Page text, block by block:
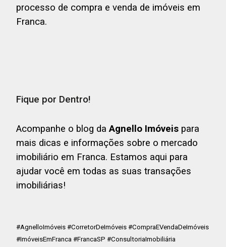
processo de compra e venda de imóveis em
Franca.
Fique por Dentro!
Acompanhe o blog daAgnello Imóveis para
mais dicas e informações sobre o mercado
imobiliário em Franca. Estamos aqui para
ajudar você em todas as suas transações
imobiliárias!
#AgnelloImóveis #CorretorDeImóveis #CompraEVendaDeImóveis
#ImóveisEmFranca #FrancaSP #ConsultoriaImobiliária